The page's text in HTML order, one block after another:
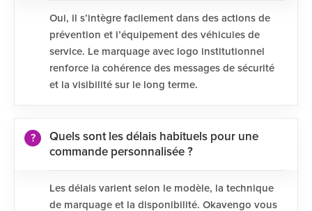
Oui, il s’intègre facilement dans des actions de
prévention et l’équipement des véhicules de
service. Le marquage avec logo institutionnel
renforce la cohérence des messages de sécurité
et la visibilité sur le long terme.
Quels sont les délais habituels pour une
commande personnalisée ?
Les délais varient selon le modèle, la technique
de marquage et la disponibilité. Okavengo vous